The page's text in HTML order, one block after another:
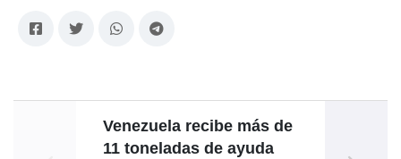
Venezuela recibe más de
11 toneladas de ayuda